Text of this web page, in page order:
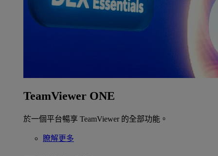
TeamViewer ONE
於一個平台暢享 TeamViewer 的全部功能。
瞭解更多